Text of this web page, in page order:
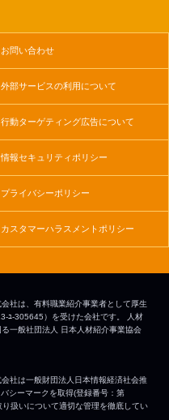
お問い合わせ
外部サービスの利用について
行動ターゲティング広告について
情報セキュリティポリシー
プライバシーポリシー
カスタマーハラスメントポリシー